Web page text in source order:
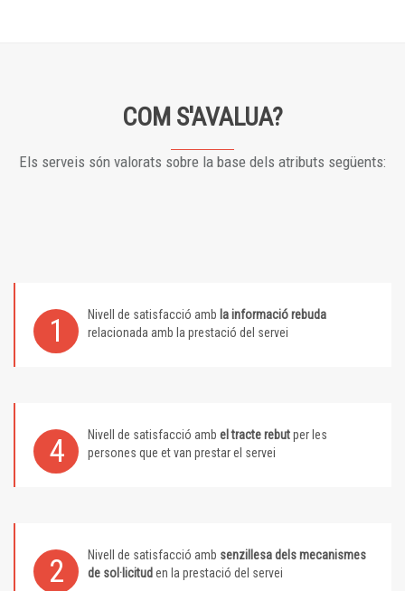
COM S'AVALUA?
Els serveis són valorats sobre la base dels atributs següents:
1 Nivell de satisfacció amb la informació rebuda
relacionada amb la prestació del servei
4 Nivell de satisfacció amb el tracte rebutper les
persones que et van prestar el servei
2 Nivell de satisfacció amb senzillesa dels mecanismes
de sol·licitud en la prestació del servei